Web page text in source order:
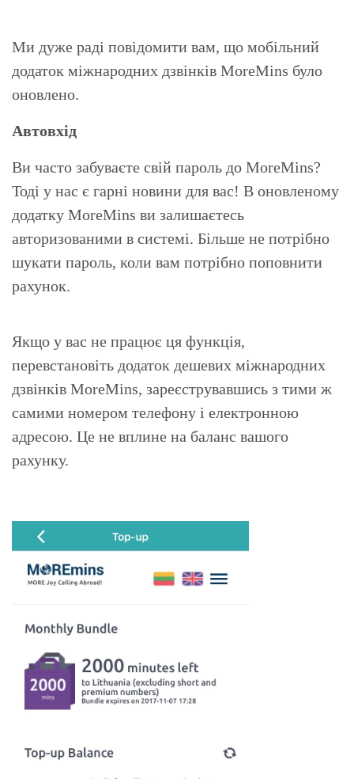
Ми дуже раді повідомити вам, що мобільний
додаток міжнародних дзвінків MoreMins було
оновлено.
Автовхід
Ви часто забуваєте свій пароль до MoreMins?
Тоді у нас є гарні новини для вас! В оновленому
додатку MoreMins ви залишаєтесь
авторизованими в системі. Більше не потрібно
шукати пароль, коли вам потрібно поповнити
рахунок.
Якщо у вас не працює ця функція,
перевстановіть додаток дешевих міжнародних
дзвінків MoreMins, зареєструвавшись з тими ж
самими номером телефону і електронною
адресою. Це не вплине на баланс вашого
рахунку.